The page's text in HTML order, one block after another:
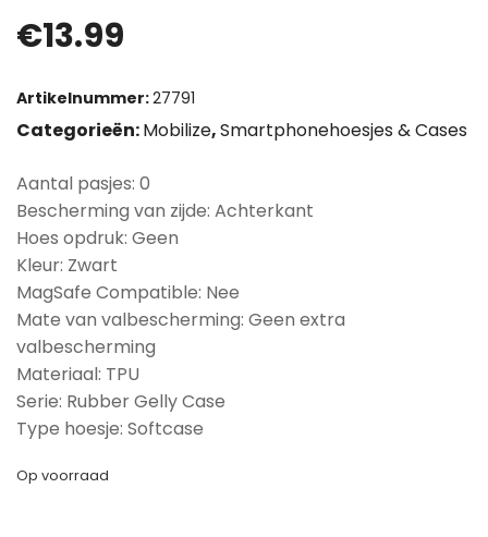
€13.99
Artikelnummer:27791
Categorieën:Mobilize,Smartphonehoesjes & Cases
Aantal pasjes: 0
Bescherming van zijde: Achterkant
Hoes opdruk: Geen
Kleur: Zwart
MagSafe Compatible: Nee
Mate van valbescherming: Geen extra
valbescherming
Materiaal: TPU
Serie: Rubber Gelly Case
Type hoesje: Softcase
Op voorraad